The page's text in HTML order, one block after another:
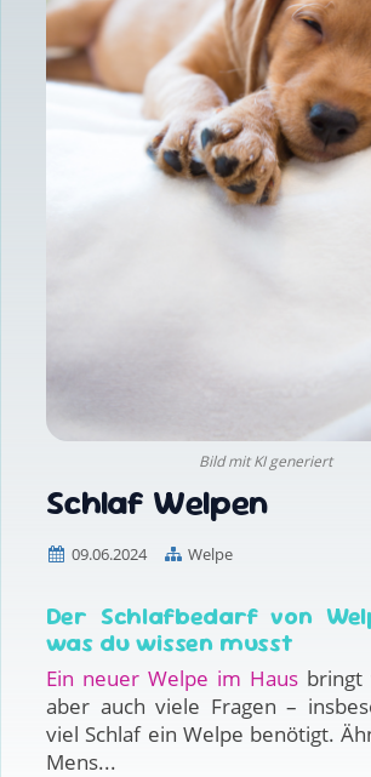
Bild mit KI generiert
Schlaf Welpen
09.06.2024 Welpe
Der Schlafbedarf von
was du wissen musst
Ein neuer Welpe im Haus bringt
aber auch viele Fragen –
viel Schlaf ein Welpe benötigt.
Mens...